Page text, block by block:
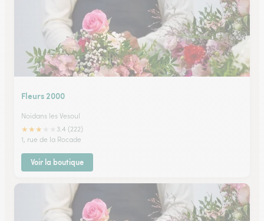
Fleurs 2000
Noidans les Vesoul
★★★
3.4 (222)
1, rue de la Rocade
Voir la boutique